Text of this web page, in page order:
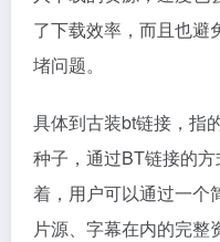
了下载效率，而且也避
堵问题。
具体到古装bt链接，指
种子，通过BT链接的
着，用户可以通过一个
片源、字幕在内的完整